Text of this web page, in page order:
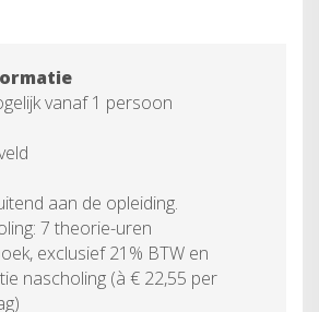
vanaf 1 persoon
aan de opleiding.
7 theorie-uren
exclusief 21% BTW en
nascholing (à € 22,55 per